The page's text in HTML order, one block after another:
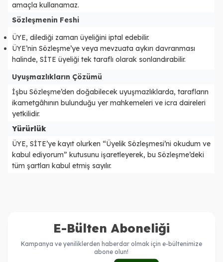
amaçla kullanamaz.
Sözleşmenin Feshi
ÜYE, dilediği zaman üyeliğini iptal edebilir.
ÜYE’nin Sözleşme’ye veya mevzuata aykırı davranması
halinde, SİTE üyeliği tek taraflı olarak sonlandırabilir.
Uyuşmazlıkların Çözümü
İşbu Sözleşme’den doğabilecek uyuşmazlıklarda, tarafların
ikametgâhının bulunduğu yer mahkemeleri ve icra daireleri
yetkilidir.
Yürürlük
ÜYE, SİTE’ye kayıt olurken “Üyelik Sözleşmesi’ni okudum ve
kabul ediyorum” kutusunu işaretleyerek, bu Sözleşme’deki
tüm şartları kabul etmiş sayılır.
E-Bülten Aboneliği
Kampanya ve yeniliklerden haberdar olmak için e-bültenimize
abone olun!